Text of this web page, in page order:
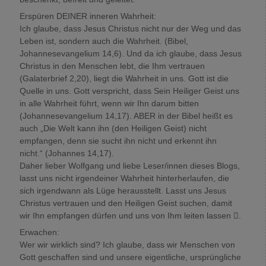
Erspüren DEINER inneren Wahrheit:
Ich glaube, dass Jesus Christus nicht nur der Weg und das
Leben ist, sondern auch die Wahrheit. (Bibel,
Johannesevangelium 14,6). Und da ich glaube, dass Jesus
Christus in den Menschen lebt, die Ihm vertrauen
(Galaterbrief 2,20), liegt die Wahrheit in uns. Gott ist die
Quelle in uns. Gott verspricht, dass Sein Heiliger Geist uns
in alle Wahrheit führt, wenn wir Ihn darum bitten
(Johannesevangelium 14,17). ABER in der Bibel heißt es
auch „Die Welt kann ihn (den Heiligen Geist) nicht
empfangen, denn sie sucht ihn nicht und erkennt ihn
nicht.“ (Johannes 14,17).
Daher lieber Wolfgang und liebe Leser/innen dieses Blogs,
lasst uns nicht irgendeiner Wahrheit hinterherlaufen, die
sich irgendwann als Lüge herausstellt. Lasst uns Jesus
Christus vertrauen und den Heiligen Geist suchen, damit
wir Ihn empfangen dürfen und uns von Ihm leiten lassen .
Erwachen:
Wer wir wirklich sind? Ich glaube, dass wir Menschen von
Gott geschaffen sind und unsere eigentliche, ursprüngliche